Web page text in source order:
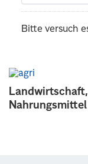
Nahrungsmittel
Bitte versuch